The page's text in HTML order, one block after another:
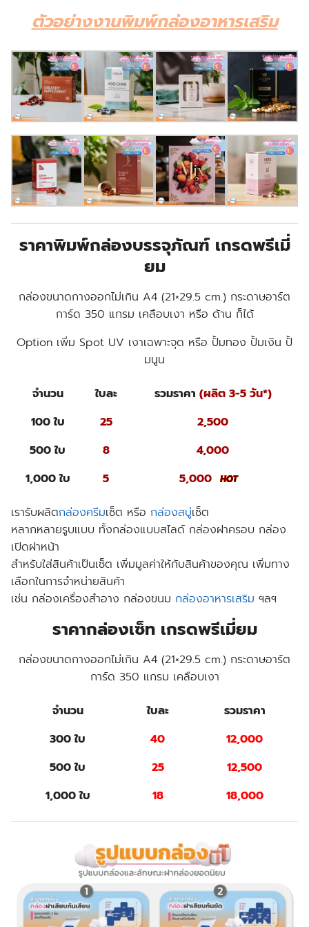
ตัวอย่างงานพิมพ์กล่องอาหารเสริม
ราคาพิมพ์กล่องบรรจุภัณฑ์ เกรดพรีเมี่
ยม
กล่องขนาดกางออกไม่เกิน A4 (21×29.5 cm.) กระดาษอาร์ต
การ์ด 350 แกรม เคลือบเงา หรือ ด้าน ก็ได้
Option เพิ่ม Spot UV เงาเฉพาะจุด หรือ ปั้มทอง ปั้มเงิน ปั้
มนูน
จำนวน ใบละ รวมราคา (ผลิต 3-5 วัน*)
100 ใบ
25
2,500
500 ใบ
8
4,000
1,000 ใบ
5 5,000
เรารับผลิตกล่องครีมเซ็ต หรือ กล่องสบู่เซ็ต
หลากหลายรูบแบบ ทั้งกล่องแบบสไลด์ กล่องฝาครอบ กล่อง
เปิดฝาหน้า
สำหรับใส่สินค้าเป็นเซ็ต เพิ่มมูลค่าให้กับสินค้าของคุณ เพิ่มทาง
เลือกในการจำหน่ายสินค้า
เช่น กล่องเครื่องสำอาง กล่องขนม กล่องอาหารเสริม ฯลฯ
ราคากล่องเซ็ท เกรดพรีเมี่ยม
กล่องขนาดกางออกไม่เกิน A4 (21×29.5 cm.) กระดาษอาร์ต
การ์ด 350 แกรม เคลือบเงา
จำนวน ใบละ
รวมราคา
300 ใบ
40
12,000
500 ใบ
25
12,500
1,000 ใบ
18 18,000